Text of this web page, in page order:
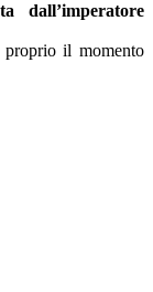
dall’imperatore
proprio il momento